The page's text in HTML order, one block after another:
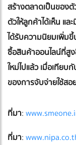
สร้างตลาดเป็นของตั
ตัวให้ลูกค้าได้เห็น แล
ได้รับความนิยมเพิ่ม
ซื้อสินค้าออนไลน์ที่สู
ใหม่ไปแล้ว เมื่อเทีย
ของการจับจ่ายใช้ส
ที่มา:
ที่มา: